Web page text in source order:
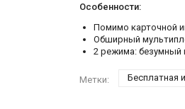
Особенности:
Помимо карточной
Обширный
2 режима: безумный
Метки: Бесплатная